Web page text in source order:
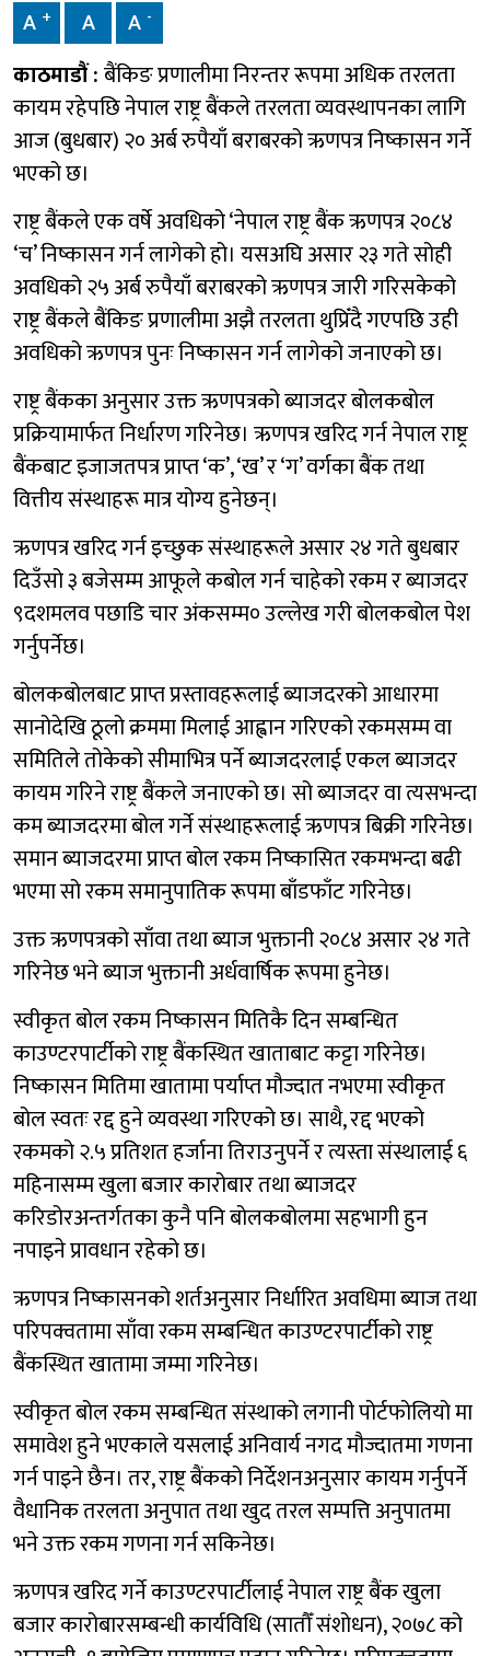
A + A A -
काठमाडौं :बैंकिङ प्रणालीमा निरन्तर रूपमा अधिक तरलता
कायम रहेपछि नेपाल राष्ट्र बैंकले तरलता व्यवस्थापनका लागि
आज (बुधबार) २० अर्ब रुपैयाँ बराबरको ऋणपत्र निष्कासन गर्ने
भएको छ।
राष्ट्र बैंकले एक वर्षे अवधिको ‘नेपाल राष्ट्र बैंक ऋणपत्र २०८४
‘च’ निष्कासन गर्न लागेको हो। यसअघि असार २३ गते सोही
अवधिको २५ अर्ब रुपैयाँ बराबरको ऋणपत्र जारी गरिसकेको
राष्ट्र बैंकले बैंकिङ प्रणालीमा अझै तरलता थुप्रिँदै गएपछि उही
अवधिको ऋणपत्र पुनः निष्कासन गर्न लागेको जनाएको छ।
राष्ट्र बैंकका अनुसार उक्त ऋणपत्रको ब्याजदर बोलकबोल
प्रक्रियामार्फत निर्धारण गरिनेछ। ऋणपत्र खरिद गर्न नेपाल राष्ट्र
बैंकबाट इजाजतपत्र प्राप्त ‘क’, ‘ख’ र ‘ग’ वर्गका बैंक तथा
वित्तीय संस्थाहरू मात्र योग्य हुनेछन्।
ऋणपत्र खरिद गर्न इच्छुक संस्थाहरूले असार २४ गते बुधबार
दिउँसो ३ बजेसम्म आफूले कबोल गर्न चाहेको रकम र ब्याजदर
९दशमलव पछाडि चार अंकसम्म० उल्लेख गरी बोलकबोल पेश
गर्नुपर्नेछ।
बोलकबोलबाट प्राप्त प्रस्तावहरूलाई ब्याजदरको आधारमा
सानोदेखि ठूलो क्रममा मिलाई आह्वान गरिएको रकमसम्म वा
समितिले तोकेको सीमाभित्र पर्ने ब्याजदरलाई एकल ब्याजदर
कायम गरिने राष्ट्र बैंकले जनाएको छ। सो ब्याजदर वा त्यसभन्दा
कम ब्याजदरमा बोल गर्ने संस्थाहरूलाई ऋणपत्र बिक्री गरिनेछ।
समान ब्याजदरमा प्राप्त बोल रकम निष्कासित रकमभन्दा बढी
भएमा सो रकम समानुपातिक रूपमा बाँडफाँट गरिनेछ।
उक्त ऋणपत्रको साँवा तथा ब्याज भुक्तानी २०८४ असार २४ गते
गरिनेछ भने ब्याज भुक्तानी अर्धवार्षिक रूपमा हुनेछ।
स्वीकृत बोल रकम निष्कासन मितिकै दिन सम्बन्धित
काउण्टरपार्टीको राष्ट्र बैंकस्थित खाताबाट कट्टा गरिनेछ।
निष्कासन मितिमा खातामा पर्याप्त मौज्दात नभएमा स्वीकृत
बोल स्वतः रद्द हुने व्यवस्था गरिएको छ। साथै, रद्द भएको
रकमको २.५ प्रतिशत हर्जाना तिराउनुपर्ने र त्यस्ता संस्थालाई ६
महिनासम्म खुला बजार कारोबार तथा ब्याजदर
करिडोरअन्तर्गतका कुनै पनि बोलकबोलमा सहभागी हुन
नपाइने प्रावधान रहेको छ।
ऋणपत्र निष्कासनको शर्तअनुसार निर्धारित अवधिमा ब्याज तथा
परिपक्वतामा साँवा रकम सम्बन्धित काउण्टरपार्टीको राष्ट्र
बैंकस्थित खातामा जम्मा गरिनेछ।
स्वीकृत बोल रकम सम्बन्धित संस्थाको लगानी पोर्टफोलियो मा
समावेश हुने भएकाले यसलाई अनिवार्य नगद मौज्दातमा गणना
गर्न पाइने छैन। तर, राष्ट्र बैंकको निर्देशनअनुसार कायम गर्नुपर्ने
वैधानिक तरलता अनुपात तथा खुद तरल सम्पत्ति अनुपातमा
भने उक्त रकम गणना गर्न सकिनेछ।
ऋणपत्र खरिद गर्ने काउण्टरपार्टीलाई नेपाल राष्ट्र बैंक खुला
बजार कारोबारसम्बन्धी कार्यविधि (सातौँ संशोधन), २०७८ को